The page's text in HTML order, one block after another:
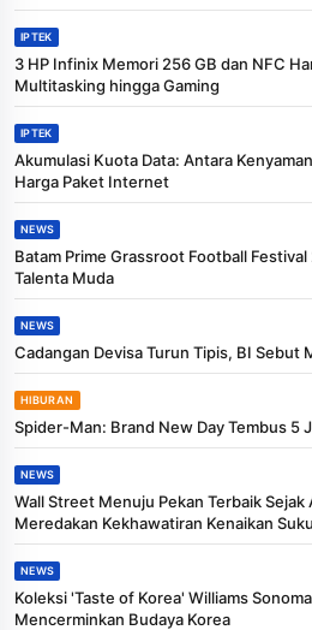
IPTEK
3 HP Infinix Memori 256 GB dan NFC
Multitasking hingga Gaming
IPTEK
Akumulasi Kuota Data: Antara
Harga Paket Internet
NEWS
Batam Prime Grassroot Football
Talenta Muda
NEWS
Cadangan Devisa Turun Tipis, BI Sebut
HIBURAN
Spider-Man: Brand New Day Tembus 5
NEWS
Wall Street Menuju Pekan Terbaik Sejak
Meredakan Kekhawatiran Kenaikan
NEWS
Koleksi 'Taste of Korea' Williams
Mencerminkan Budaya Korea